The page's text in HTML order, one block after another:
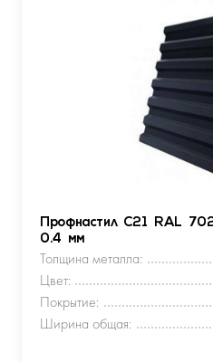
Профнастил С21 RAL
0.4 мм
Толщина металла:
Цвет:
Покрытие:
Ширина общая: